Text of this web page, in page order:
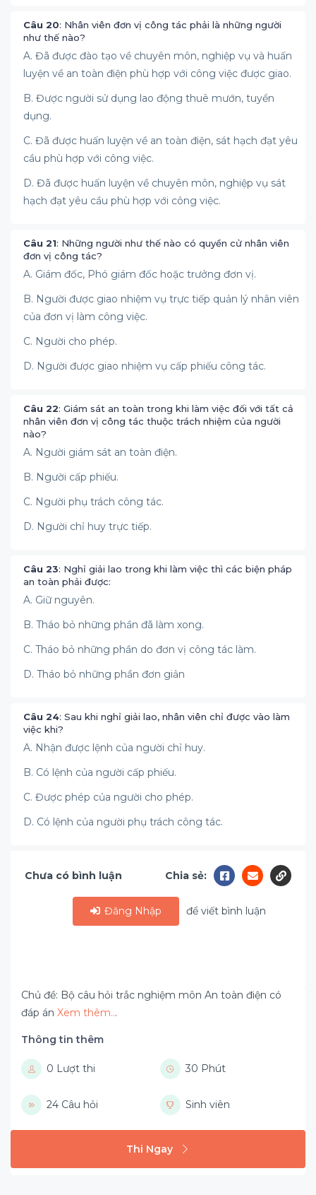
Câu 20: Nhân viên đơn vị công tác phải là những người
như thế nào?
A. Đã được đào tạo về chuyên môn, nghiệp vụ và huấn
luyện về an toàn điện phù hợp với công việc được giao.
B. Được người sử dụng lao động thuê mướn, tuyển
dụng.
C. Đã được huấn luyện về an toàn điện, sát hạch đạt yêu
cầu phù hợp với công việc.
D. Đã được huấn luyện về chuyên môn, nghiệp vụ sát
hạch đạt yêu cầu phù hợp với công việc.
Câu 21: Những người như thế nào có quyền cử nhân viên
đơn vị công tác?
A. Giám đốc, Phó giám đốc hoặc trưởng đơn vị.
B. Người được giao nhiệm vụ trực tiếp quản lý nhân viên
của đơn vị làm công việc.
C. Người cho phép.
D. Người được giao nhiệm vụ cấp phiếu công tác.
Câu 22: Giám sát an toàn trong khi làm việc đối với tất cả
nhân viên đơn vị công tác thuộc trách nhiệm của người
nào?
A. Người giám sát an toàn điện.
B. Người cấp phiếu.
C. Người phụ trách công tác.
D. Người chỉ huy trực tiếp.
Câu 23: Nghỉ giải lao trong khi làm việc thì các biện pháp
an toàn phải được:
A. Giữ nguyên.
B. Tháo bỏ những phần đã làm xong.
C. Tháo bỏ những phần do đơn vị công tác làm.
D. Tháo bỏ những phần đơn giản
Câu 24: Sau khi nghỉ giải lao, nhân viên chỉ được vào làm
việc khi?
A. Nhận được lệnh của người chỉ huy.
B. Có lệnh của người cấp phiếu.
C. Được phép của người cho phép.
D. Có lệnh của người phụ trách công tác.
Chưa có bình luận Chia sẻ:
Đăng Nhập để viết bình luận
Chủ đề: Bộ câu hỏi trắc nghiệm môn An toàn điện có
đáp án Xem thêm...
Thông tin thêm
0 Lượt thi 30 Phút
24 Câu hỏi Sinh viên
Thi Ngay